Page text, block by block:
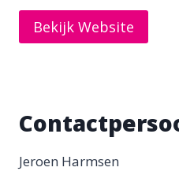
Bekijk Website
Jeroen Harmsen